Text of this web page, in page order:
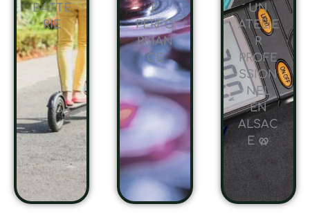
BATTE
RIE
E
PERFO
RMAN
CE
UN
ATELIE
R
PROFE
SSION
NEL
EN
ALSAC
E 🥨